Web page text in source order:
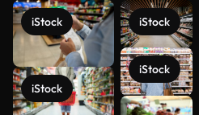
iStock
iStock
iStock
iStock